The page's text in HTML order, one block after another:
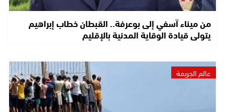
من ميناء آسفي إلى بوعرفة.. القبطان خطاب إبراهيم
يتولى قيادة الوقاية المدنية بالإقليم
عالم الجريمة